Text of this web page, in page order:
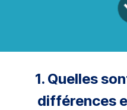
1. Quelles
différences